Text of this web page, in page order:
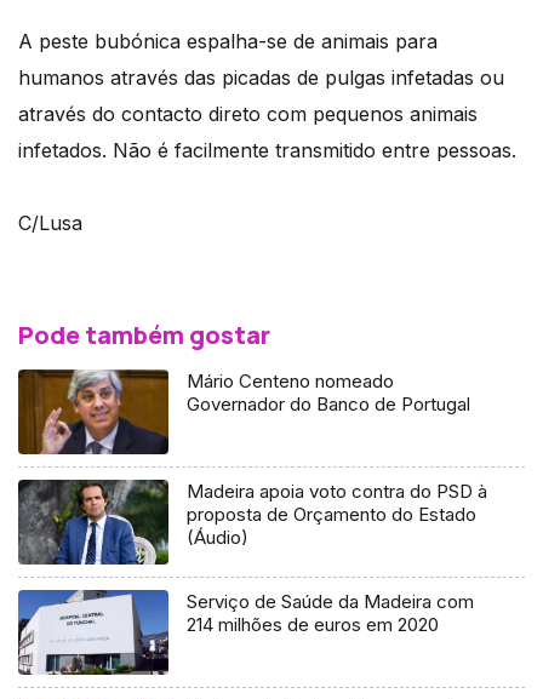
A peste bubónica espalha-se de animais para
humanos através das picadas de pulgas infetadas ou
através do contacto direto com pequenos animais
infetados. Não é facilmente transmitido entre pessoas.
C/Lusa
Pode também gostar
Mário Centeno nomeado
Governador do Banco de Portugal
Madeira apoia voto contra do PSD à
proposta de Orçamento do Estado
(Áudio)
Serviço de Saúde da Madeira com
214 milhões de euros em 2020